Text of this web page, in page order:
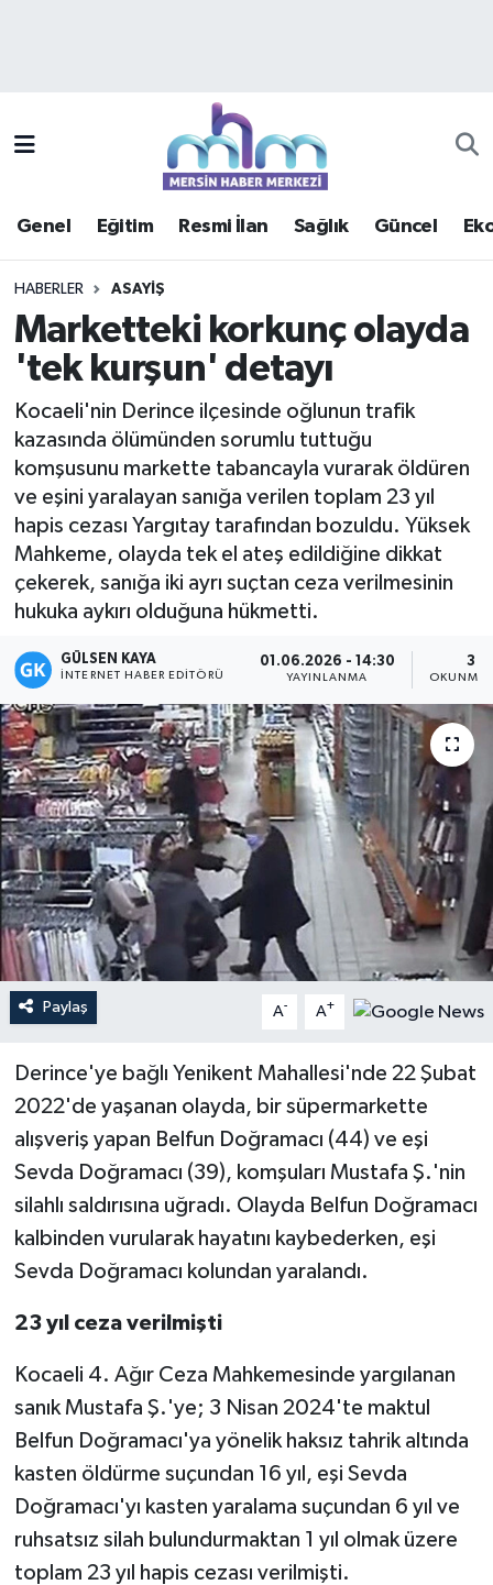
Genel Eğitim Resmi İlan Sağlık Güncel
HABERLER ASAYIŞ
Marketteki korkunç olayda
'tek kurşun' detayı
Kocaeli'nin Derince ilçesinde oğlunun trafik
kazasında ölümünden sorumlu tuttuğu
komşusunu markette tabancayla vurarak öldüren
ve eşini yaralayan sanığa verilen toplam 23 yıl
hapis cezası Yargıtay tarafından bozuldu. Yüksek
Mahkeme, olayda tek el ateş edildiğine dikkat
çekerek, sanığa iki ayrı suçtan ceza verilmesinin
hukuka aykırı olduğuna hükmetti.
GÜLSEN KAYA
İNTERNET HABER EDITÖRÜ
01.06.2026 - 14:30
YAYINLANMA
3
OKUNMA
Paylaş A- A+
Derince'ye bağlı Yenikent Mahallesi'nde 22 Şubat
2022'de yaşanan olayda, bir süpermarkette
alışveriş yapan Belfun Doğramacı (44) ve eşi
Sevda Doğramacı (39), komşuları Mustafa Ş.'nin
silahlı saldırısına uğradı. Olayda Belfun Doğramacı
kalbinden vurularak hayatını kaybederken, eşi
Sevda Doğramacı kolundan yaralandı.
23 yıl ceza verilmişti
Kocaeli 4. Ağır Ceza Mahkemesinde yargılanan
sanık Mustafa Ş.'ye; 3 Nisan 2024'te maktul
Belfun Doğramacı'ya yönelik haksız tahrik altında
kasten öldürme suçundan 16 yıl, eşi Sevda
Doğramacı'yı kasten yaralama suçundan 6 yıl ve
ruhsatsız silah bulundurmaktan 1 yıl olmak üzere
toplam 23 yıl hapis cezası verilmişti.
Güncel
Haberde insan
Kültür - Sanat
Magazin
Mersin
Özel Haber
Politika
Resmi İlan
Sağlık
Spor
Sürmanşet
Mersin Trafik Yoğunluk Haritası
Süper Lig Puan Durumu ve Fikstür
Haber Arşivi